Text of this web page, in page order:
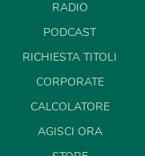
RADIO
PODCAST
RICHIESTA TITOLI
CORPORATE
CALCOLATORE
AGISCI ORA